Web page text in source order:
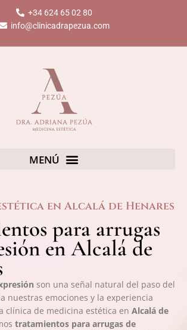
+34 624 65 02 80
info@clinicadrapezua.com
en Alcalá de Henares
para arrugas
en Alcalá de
son una señal natural del paso del
nuestras emociones y la experiencia
clínica de medicina estética en Alcalá de
tratamientos para arrugas de